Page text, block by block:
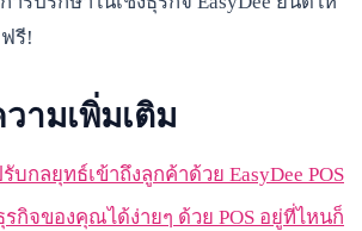
รี!
ามเพิ่มเติม
กลยุทธ์เข้าถึงลูกค้าด้วย EasyDee POS
กิจของคุณได้ง่ายๆ ด้วย POS อยู่ที่ไหนก็